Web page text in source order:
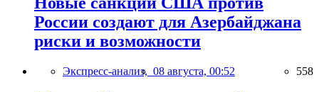
России создают для Азербайджана
риски и возможности
Экспресс-анализ, 08 августа, 00:52 558